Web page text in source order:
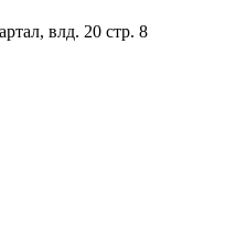
влд. 20 стр. 8